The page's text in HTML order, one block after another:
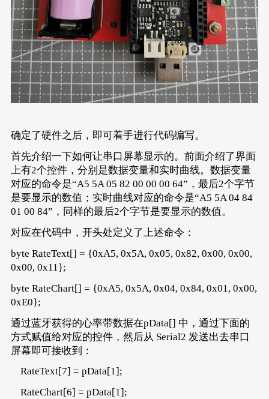
确定了硬件之后，即可着手进行代码编写。
首先介绍一下如何让串口屏幕显示的。前面介绍了界面
上有2个控件，分别是数据变量和实时曲线。数据变量
对应的命令是“A5 5A 05 82 00 00 00 64”，最后2个字节
是要显示的数值；实时曲线对应的命令是“A5 5A 04 84
01 00 84”，同样的最后2个字节是要显示的数值。
对应在代码中，开头处定义了上述命令：
byte RateText[] = {0xA5, 0x5A, 0x05, 0x82, 0x00, 0x00,
0x00, 0x11};
byte RateChart[] = {0xA5, 0x5A, 0x04, 0x84, 0x01, 0x00,
0xE0};
通过蓝牙获得的心率带数据在pData[] 中，通过下面的
方式赋值给对应的控件，然后从 Serial2 发送出去串口
屏幕即可接收到：
RateText[7] = pData[1];
RateChart[6] = pData[1];